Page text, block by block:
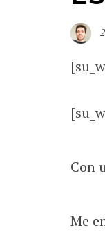
Con
Me